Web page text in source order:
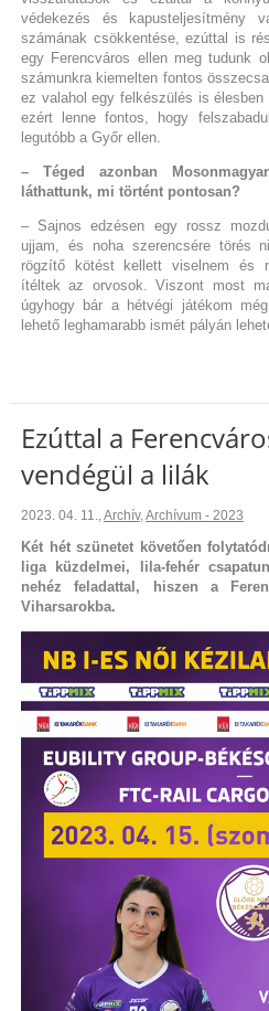
védekezés és kapusteljesítmény
számának csökkentése, ezúttal is
egy Ferencváros ellen meg tudunk
számunkra kiemelten fontos
ez valahol egy felkészülés is
ezért lenne fontos, hogy
legutóbb a Győr ellen.
– Téged azonban
láthattunk, mi történt pontosan?
– Sajnos edzésen egy rossz
ujjam, és noha szerencsére törés
rögzítő kötést kellett viselnem és
ítéltek az orvosok. Viszont most
úgyhogy bár a hétvégi játékom
lehető leghamarabb ismét pályán
Ezúttal a
vendégül a lilák
2023. 04. 11. Archív, Archívum - 2023
Két hét szünetet követően
liga küzdelmei, lila-fehér
nehéz feladattal, hiszen a
Viharsarokba.